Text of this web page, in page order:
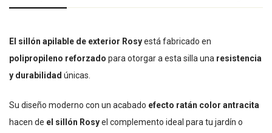
El sillón apilable de exterior Rosyestá fabricado en
polipropileno reforzado para otorgar a esta silla una resistencia
y durabilidad únicas.
Su diseño moderno con un acabado efecto ratán color antracita
hacen de el sillón Rosyel complemento ideal para tu jardín o